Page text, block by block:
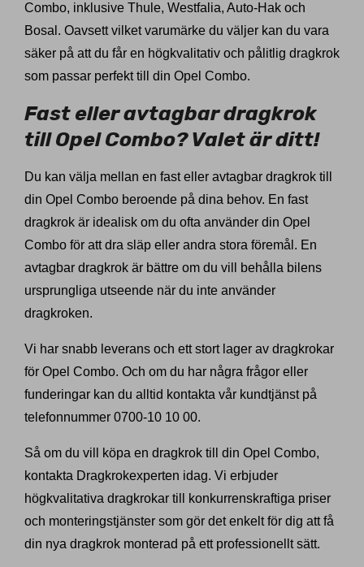
Combo, inklusive Thule, Westfalia, Auto-Hak och
Bosal. Oavsett vilket varumärke du väljer kan du vara
säker på att du får en högkvalitativ och pålitlig dragkrok
som passar perfekt till din Opel Combo.
Fast eller avtagbar dragkrok
till Opel Combo? Valet är ditt!
Du kan välja mellan en fast eller avtagbar dragkrok till
din Opel Combo beroende på dina behov. En fast
dragkrok är idealisk om du ofta använder din Opel
Combo för att dra släp eller andra stora föremål. En
avtagbar dragkrok är bättre om du vill behålla bilens
ursprungliga utseende när du inte använder
dragkroken.
Vi har snabb leverans och ett stort lager av dragkrokar
för Opel Combo. Och om du har några frågor eller
funderingar kan du alltid kontakta vår kundtjänst på
telefonnummer 0700-10 10 00.
Så om du vill köpa en dragkrok till din Opel Combo,
kontakta Dragkrokexperten idag. Vi erbjuder
högkvalitativa dragkrokar till konkurrenskraftiga priser
och monteringstjänster som gör det enkelt för dig att få
din nya dragkrok monterad på ett professionellt sätt.